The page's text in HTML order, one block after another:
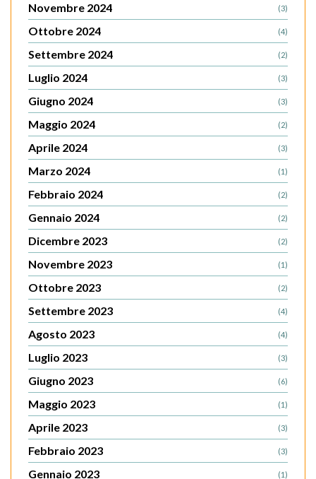
Novembre 2024 (3)
Ottobre 2024 (4)
Settembre 2024 (2)
Luglio 2024 (3)
Giugno 2024 (3)
Maggio 2024 (2)
Aprile 2024 (3)
Marzo 2024 (1)
Febbraio 2024 (2)
Gennaio 2024 (2)
Dicembre 2023 (2)
Novembre 2023 (1)
Ottobre 2023 (2)
Settembre 2023 (4)
Agosto 2023 (4)
Luglio 2023 (3)
Giugno 2023 (6)
Maggio 2023 (1)
Aprile 2023 (3)
Febbraio 2023 (3)
Gennaio 2023 (1)